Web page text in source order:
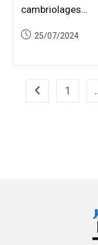
cambriolages…
Publication
25/07/2024
Go to the1